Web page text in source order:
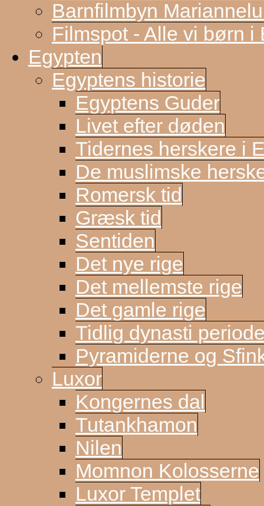
Barnfilmbyn
Filmspot - Alle vi børn i
Egypten
Egyptens historie
Egyptens Guder
Livet efter døden
Tidernes herskere i
De muslimske
Romersk tid
Græsk tid
Sentiden
Det nye rige
Det mellemste rige
Det gamle rige
Tidlig dynasti
Pyramiderne og
Luxor
Kongernes dal
Tutankhamon
Nilen
Momnon Kolosserne
Luxor Templet